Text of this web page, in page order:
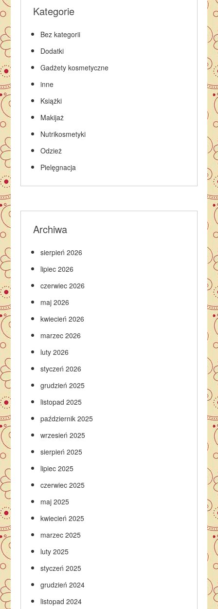
Kategorie
Bez kategorii
Dodatki
Gadżety kosmetyczne
inne
Książki
Makijaż
Nutrikosmetyki
Odzież
Pielęgnacja
Archiwa
sierpień 2026
lipiec 2026
czerwiec 2026
maj 2026
kwiecień 2026
marzec 2026
luty 2026
styczeń 2026
grudzień 2025
listopad 2025
październik 2025
wrzesień 2025
sierpień 2025
lipiec 2025
czerwiec 2025
maj 2025
kwiecień 2025
marzec 2025
luty 2025
styczeń 2025
grudzień 2024
listopad 2024